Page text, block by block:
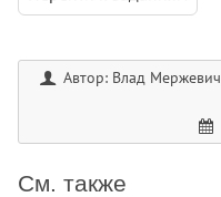
Автор: Влад Мержевич
См. также